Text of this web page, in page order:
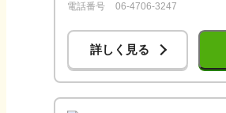
電話番号
06-4706-3247
詳しく見る